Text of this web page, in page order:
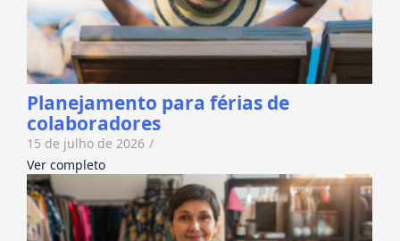
Planejamento para férias de
colaboradores
15 de julho de 2026 /
Ver completo